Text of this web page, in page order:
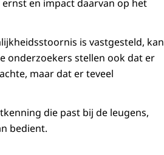
en impact daarvan op het
is vastgesteld, kan
onderzoekers stellen ook dat er
maar dat er teveel
die past bij de leugens,
bedient.